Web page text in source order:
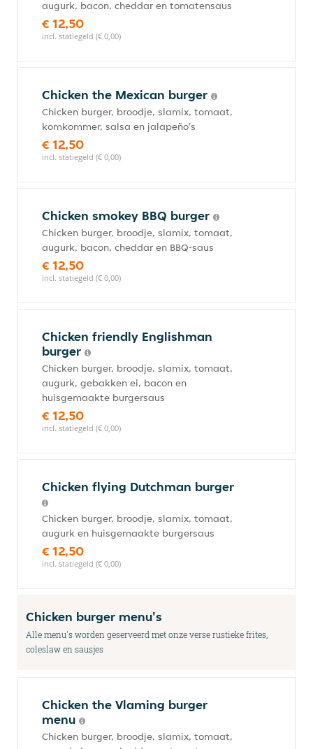
augurk, bacon, cheddar en tomatensaus
€ 12,50
incl. statiegeld (€ 0,00)
Chicken the Mexican burger
Chicken burger, broodje, slamix, tomaat,
komkommer, salsa en jalapeño's
€ 12,50
incl. statiegeld (€ 0,00)
Chicken smokey BBQ burger
Chicken burger, broodje, slamix, tomaat,
augurk, bacon, cheddar en BBQ-saus
€ 12,50
incl. statiegeld (€ 0,00)
Chicken friendly Englishman
burger
Chicken burger, broodje, slamix, tomaat,
augurk, gebakken ei, bacon en
huisgemaakte burgersaus
€ 12,50
incl. statiegeld (€ 0,00)
Chicken flying Dutchman burger
Chicken burger, broodje, slamix, tomaat,
augurk en huisgemaakte burgersaus
€ 12,50
incl. statiegeld (€ 0,00)
Chicken burger menu's
Alle menu's worden geserveerd met onze verse rustieke frites,
coleslaw en sausjes
Chicken the Vlaming burger
menu
Chicken burger, broodje, slamix, tomaat,